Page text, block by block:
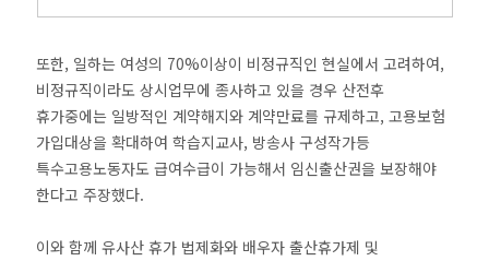
또한, 일하는 여성의 70%이상이 비정규직인 현실에서 고려하여,
비정규직이라도 상시업무에 종사하고 있을 경우 산전후
휴가중에는 일방적인 계약해지와 계약만료를 규제하고, 고용보험
가입대상을 확대하여 학습지교사, 방송사 구성작가등
특수고용노동자도 급여수급이 가능해서 임신출산권을 보장해야
한다고 주장했다.
이와 함께 유사산 휴가 법제화와 배우자 출산휴가제 및